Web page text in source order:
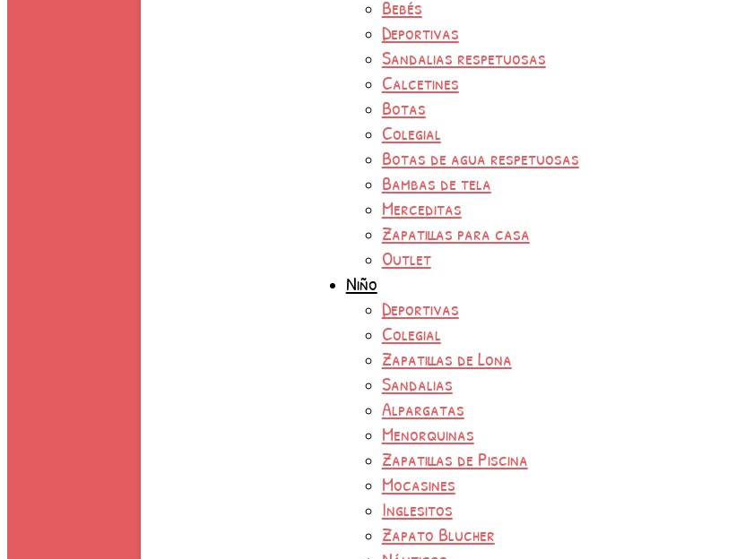
Bebés
Deportivas
Sandalias respetuosas
Calcetines
Botas
Colegial
Botas de agua respetuosas
Bambas de tela
Merceditas
Zapatillas para casa
Outlet
Niño
Deportivas
Colegial
Zapatillas de Lona
Sandalias
Alpargatas
Menorquinas
Zapatillas de Piscina
Mocasines
Inglesitos
Zapato Blucher